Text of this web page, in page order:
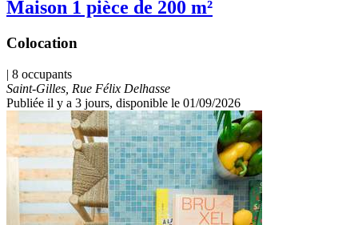
Maison 1 pièce de 200 m²
Colocation
| 8 occupants
Saint-Gilles, Rue Félix Delhasse
Publiée il y a 3 jours, disponible le 01/09/2026